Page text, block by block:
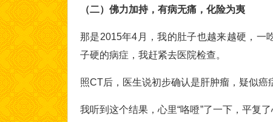
（二）佛力加持，有病无痛，化险为夷
那是2015年4月，我的肚子也越来越硬，一
子硬的病症，我赶紧去医院检查。
照CT后，医生说初步确认是肝肿瘤，疑似癌
我听到这个结果，心里“咯噔”了一下，平复